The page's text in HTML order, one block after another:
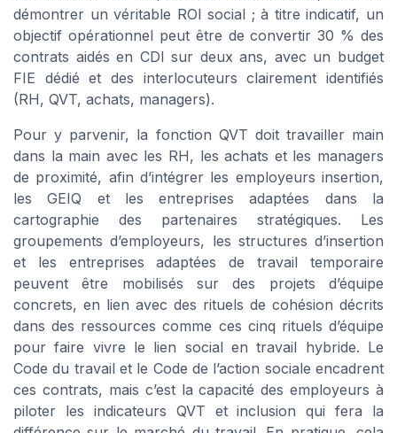
démontrer un véritable ROI social ; à titre indicatif, un
objectif opérationnel peut être de convertir 30 % des
contrats aidés en CDI sur deux ans, avec un budget
FIE dédié et des interlocuteurs clairement identifiés
(RH, QVT, achats, managers).
Pour y parvenir, la fonction QVT doit travailler main
dans la main avec les RH, les achats et les managers
de proximité, afin d’intégrer les employeurs insertion,
les GEIQ et les entreprises adaptées dans la
cartographie des partenaires stratégiques. Les
groupements d’employeurs, les structures d’insertion
et les entreprises adaptées de travail temporaire
peuvent être mobilisés sur des projets d’équipe
concrets, en lien avec des rituels de cohésion décrits
dans des ressources comme ces cinq rituels d’équipe
pour faire vivre le lien social en travail hybride. Le
Code du travail et le Code de l’action sociale encadrent
ces contrats, mais c’est la capacité des employeurs à
piloter les indicateurs QVT et inclusion qui fera la